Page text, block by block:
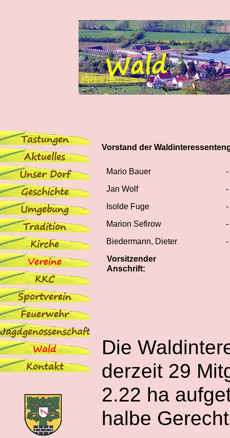
Vorstand der
Mario Bauer
Jan Wolf
Isolde Fuge
Marion Sefirow
Biedermann, Dieter
Vorsitzender
Anschrift:
Die
derzeit 29
2.22 ha
halbe